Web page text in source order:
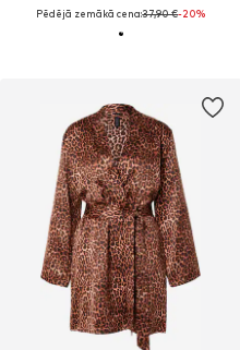
Pēdējā zemākā cena:37,90 €-20%